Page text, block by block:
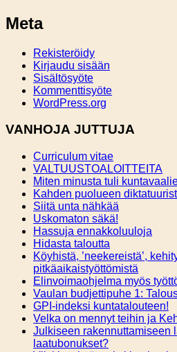
Meta
Rekisteröidy
Kirjaudu sisään
Sisältösyöte
Kommenttisyöte
WordPress.org
VANHOJA JUTTUJA
Curriculum vitae
VALTUUSTOALOITTEITA
Miten minusta tuli
Kahden puolueen
Siitä unta nähkää
Uskomaton säkä!
Hassuja ennakkoluuloja
Hidasta taloutta
Köyhistä, ’neekereistä’,
pitkäaikaistyöttömistä
Elinvoimaohjelma myös
Vaulan budjettipuhe 1:
GPI-indeksi kuntatalouteen!
Velka on mennyt teihin ja
Julkiseen rakennuttamiseen
laatubonukset?